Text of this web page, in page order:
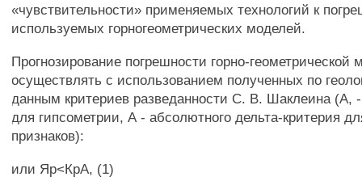
«чувствительности» применяемых технологий к
используемых горногеометрических моделей.
Прогнозирование погрешности горно-
осуществлять с использованием полученных по
данным критериев разведанности С. В. Шаклеина (А,
для гипсометрии, А - абсолютного дельта-критерия
признаков):
или Яр<КрА, (1)